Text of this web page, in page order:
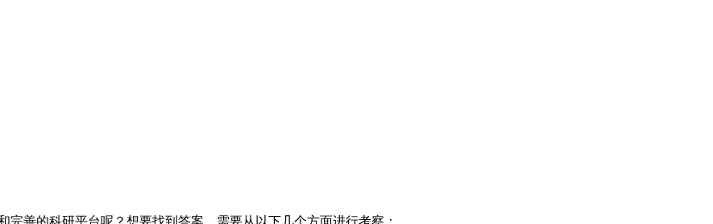
善的科研平台呢？想要找到答案，需要从以下几个方面进行考察：